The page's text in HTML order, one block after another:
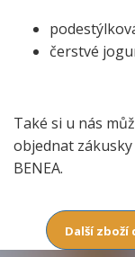
čerstvé
Také si u nás
objednat
BENEA.
Další zboží